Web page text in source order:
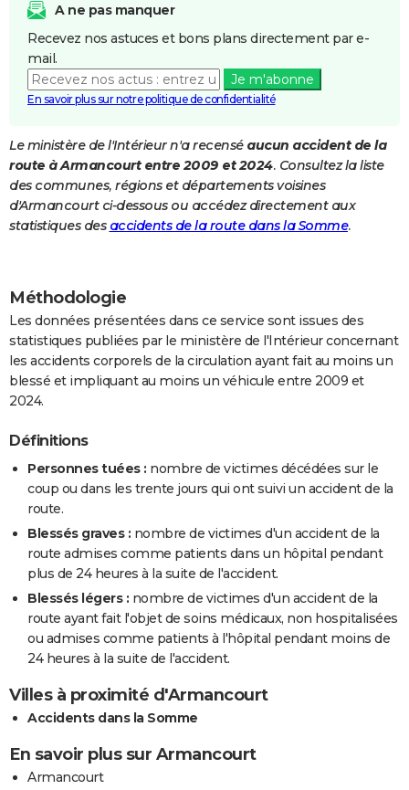
Destinations
City break
Voyage nature
Voyage de noces
Forum
Climat
PHOTO
GUIDES D'ACHAT
BONS PLANS
Carte de Noël
Carte Bonne année
Carte Saint-Valentin
Carte Pâques
Carte d'anniversaire
DICTIONNAIRE
Dictionnaire
Biographies
Citations
Expressions
Proverbes
PROGRAMME TV
FORUM
Bricolage
Television
A ne pas manquer
Recevez nos astuces et bons plans directement par e-
mail.
Je m'abonne
En savoir plus sur notre politique de confidentialité
Le ministère de l'Intérieur n'a recensé aucun accident de la
route à Armancourt entre 2009 et 2024. Consultez la liste
des communes, régions et départements voisines
d'Armancourt ci-dessous ou accédez directement aux
statistiques des accidents de la route dans la Somme.
Méthodologie
Les données présentées dans ce service sont issues des
statistiques publiées par le ministère de l'Intérieur concernant
les accidents corporels de la circulation ayant fait au moins un
blessé et impliquant au moins un véhicule entre 2009 et
2024.
Définitions
Personnes tuées : nombre de victimes décédées sur le
coup ou dans les trente jours qui ont suivi un accident de la
route.
Blessés graves : nombre de victimes d'un accident de la
route admises comme patients dans un hôpital pendant
plus de 24 heures à la suite de l'accident.
Blessés légers : nombre de victimes d'un accident de la
route ayant fait l'objet de soins médicaux, non hospitalisées
ou admises comme patients à l'hôpital pendant moins de
24 heures à la suite de l'accident.
Villes à proximité d'Armancourt
Accidents dans la Somme
En savoir plus sur Armancourt
Armancourt